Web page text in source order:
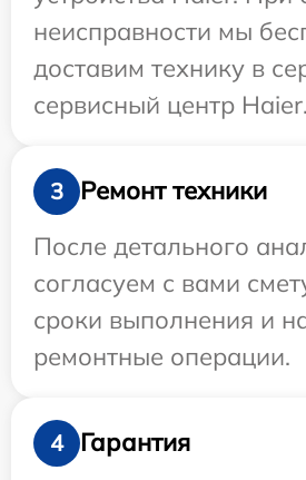
неисправности мы
доставим технику в
сервисный центр Haier.
3
Ремонт техники
После детального
согласуем с вами
сроки выполнения и
ремонтные операции.
4
Гарантия